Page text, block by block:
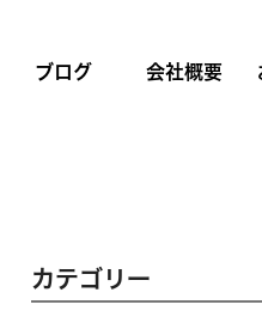
ブログ 会社概要
カテゴリー